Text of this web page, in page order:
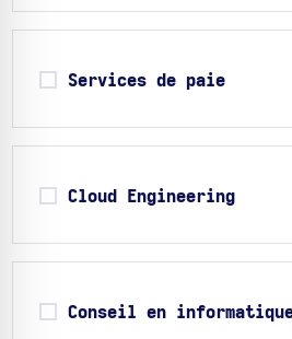
Services de paie
Cloud Engineering
Conseil en